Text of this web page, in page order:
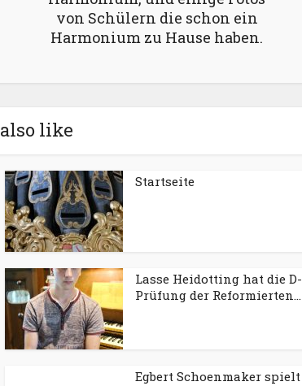
von Schülern die schon ein
Harmonium zu Hause haben.
like
Startseite
Lasse Heidotting hat die D-
Prüfung der Reformierten...
Egbert Schoenmaker spielt